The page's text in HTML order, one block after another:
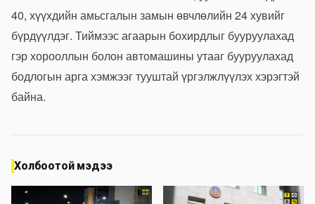
40, хүүхдийн амьсгалын замын өвчлөлийн 24 хувийг
бүрдүүлдэг. Тиймээс агаарын бохирдлыг бууруулахад
гэр хорооллын болон автомашины утааг бууруулахад
бодлогын арга хэмжээг тууштай үргэлжлүүлэх хэрэгтэй
байна.
Холбоотой мэдээ